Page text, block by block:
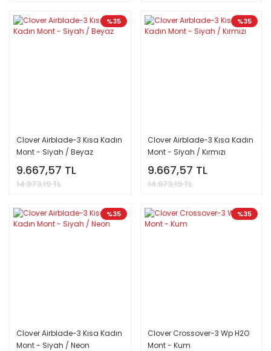
%35
Clover Airblade-3 Kısa Kadın
Mont - Siyah / Beyaz
9.667,57 TL
14.873,19 TL
%35
Clover Airblade-3 Kısa Kadın
Mont - Siyah / Kırmızı
9.667,57 TL
14.873,19 TL
%35
Clover Airblade-3 Kısa Kadın
Mont - Siyah / Neon
%35
Clover Crossover-3 Wp H2O
Mont - Kum